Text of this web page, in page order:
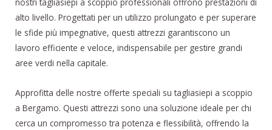
alto livello. Progettati per un utilizzo prolungato e per superare
le sfide più impegnative, questi attrezzi garantiscono un
lavoro efficiente e veloce, indispensabile per gestire grandi
aree verdi nella capitale.
Approfitta delle nostre offerte speciali su tagliasiepi a scoppio
a Bergamo. Questi attrezzi sono una soluzione ideale per chi
cerca un compromesso tra potenza e flessibilità, offrendo la